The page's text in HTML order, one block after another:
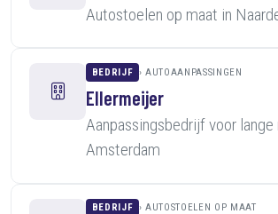
Autostoelen op maat in
BEDRIJF AUTOAANPASSINGEN
Ellermeijer
Aanpassingsbedrijf voor lange
Amsterdam
BEDRIJF AUTOSTOELEN OP MAAT